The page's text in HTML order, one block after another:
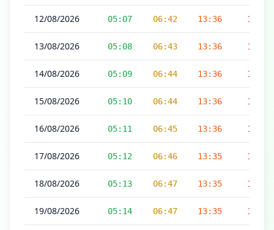
12/08/2026 05:07 06:42 13:36 17:14
13/08/2026 05:08 06:43 13:36 17:14
14/08/2026 05:09 06:44 13:36 17:13
15/08/2026 05:10 06:44 13:36 17:13
16/08/2026 05:11 06:45 13:36 17:12
17/08/2026 05:12 06:46 13:35 17:12
18/08/2026 05:13 06:47 13:35 17:11
19/08/2026 05:14 06:47 13:35 17:11